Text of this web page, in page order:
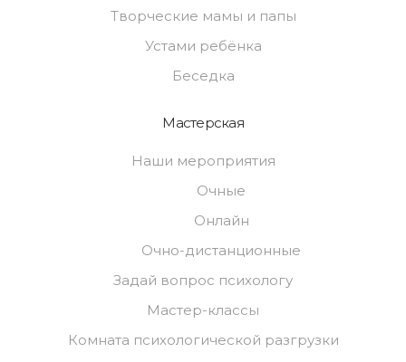
Творческие мамы и папы
Устами ребёнка
Беседка
Мастерская
Наши мероприятия
Очные
Онлайн
Очно-дистанционные
Задай вопрос психологу
Мастер-классы
Комната психологической разгрузки